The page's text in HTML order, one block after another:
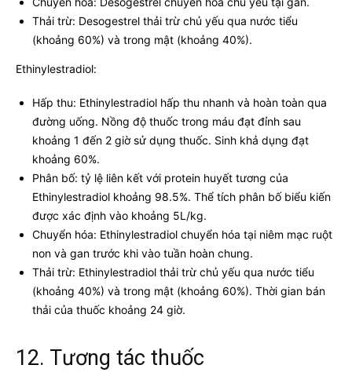
Thải trừ: Desogestrel thải trừ chủ yếu qua nước tiểu
(khoảng 60%) và trong mật (khoảng 40%).
Ethinylestradiol:
Hấp thu: Ethinylestradiol hấp thu nhanh và hoàn toàn qua
đường uống. Nồng độ thuốc trong máu đạt đỉnh sau
khoảng 1 đến 2 giờ sử dụng thuốc. Sinh khả dụng đạt
khoảng 60%.
Phân bố: tỷ lệ liên kết với protein huyết tương của
Ethinylestradiol khoảng 98.5%. Thể tích phân bố biểu kiến
được xác định vào khoảng 5L/kg.
Chuyển hóa: Ethinylestradiol chuyển hóa tại niêm mạc ruột
non và gan trước khi vào tuần hoàn chung.
Thải trừ: Ethinylestradiol thải trừ chủ yếu qua nước tiểu
(khoảng 40%) và trong mật (khoảng 60%). Thời gian bán
thải của thuốc khoảng 24 giờ.
12. Tương tác thuốc